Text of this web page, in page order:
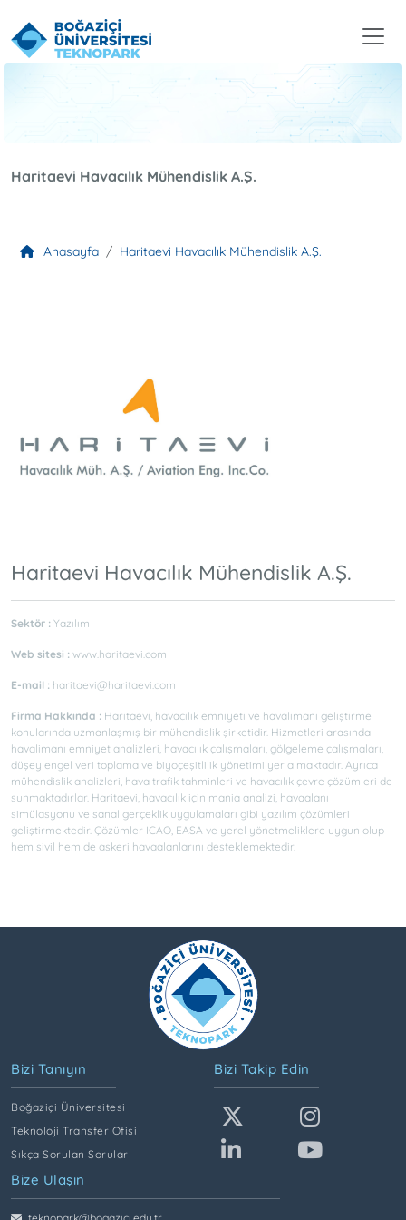
Haritaevi Havacılık Mühendislik A.Ş.
Anasayfa Haritaevi Havacılık Mühendislik A.Ş.
Haritaevi Havacılık Mühendislik A.Ş.
Sektör : Yazılım
Web sitesi : www.haritaevi.com
E-mail : haritaevi@haritaevi.com
Firma Hakkında : Haritaevi, havacılık emniyeti ve havalimanı geliştirme
konularında uzmanlaşmış bir mühendislik şirketidir. Hizmetleri arasında
havalimanı emniyet analizleri, havacılık çalışmaları, gölgeleme çalışmaları,
düşey engel veri toplama ve biyoçeşitlilik yönetimi yer almaktadır. Ayrıca
mühendislik analizleri, hava trafik tahminleri ve havacılık çevre çözümleri de
sunmaktadırlar. Haritaevi, havacılık için mania analizi, havaalanı
simülasyonu ve sanal gerçeklik uygulamaları gibi yazılım çözümleri
geliştirmektedir. Çözümler ICAO, EASA ve yerel yönetmeliklere uygun olup
hem sivil hem de askeri havaalanlarını desteklemektedir.
Bizi Tanıyın
Boğaziçi Üniversitesi
Teknoloji Transfer Ofisi
Sıkça Sorulan Sorular
Bizi Takip Edin
Bize Ulaşın